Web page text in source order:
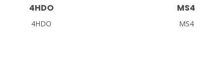
4HDO
4HDO
MS4
MS4